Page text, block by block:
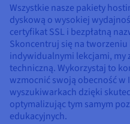
Wszystkie nasze pakiety
dyskową o wysokiej
certyfikat SSL i bezpłatną
Skoncentruj się na
indywidualnymi lekcjami,
techniczną. Wykorzystaj to
wzmocnić swoją obecność
wyszukiwarkach dzięki
optymalizując tym samym
edukacyjnych.